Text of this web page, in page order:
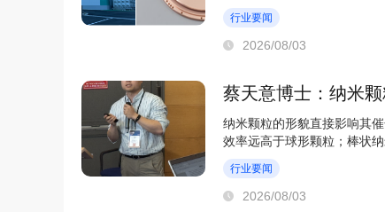
射靶材，主要用于...
行业要闻
2026/08/03
蔡天意博士：纳米
纳米颗粒的形貌直接影响其
效率远高于球形颗粒；棒状
热治疗中发挥关键...
行业要闻
2026/08/03